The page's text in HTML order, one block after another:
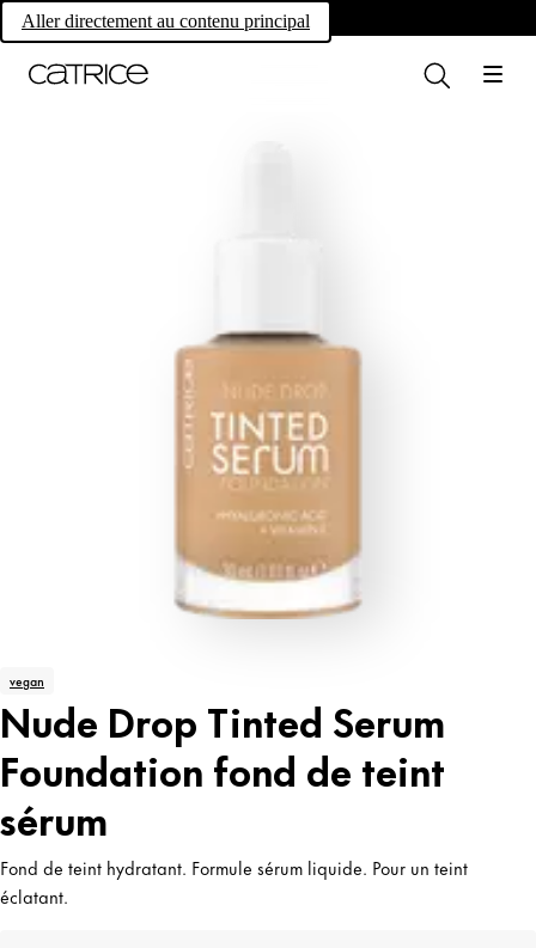
Aller directement au contenu principal
Own your magic.
vegan
Nude Drop Tinted Serum
Foundation fond de teint
sérum
Fond de teint hydratant. Formule sérum liquide. Pour un teint
éclatant.